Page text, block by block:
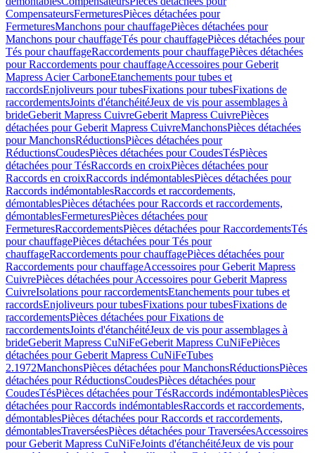
CompensateursFermeturesPièces détachées pour
FermeturesManchons pour chauffagePièces détachées pour
Manchons pour chauffageTés pour chauffagePièces détachées pour
Tés pour chauffageRaccordements pour chauffagePièces détachées
pour Raccordements pour chauffageAccessoires pour Geberit
Mapress Acier CarboneEtanchements pour tubes et
raccordsEnjoliveurs pour tubesFixations pour tubesFixations de
raccordementsJoints d'étanchéitéJeux de vis pour assemblages à
brideGeberit Mapress CuivreGeberit Mapress CuivrePièces
détachées pour Geberit Mapress CuivreManchonsPièces détachées
pour ManchonsRéductionsPièces détachées pour
RéductionsCoudesPièces détachées pour CoudesTésPièces
détachées pour TésRaccords en croixPièces détachées pour
Raccords en croixRaccords indémontablesPièces détachées pour
Raccords indémontablesRaccords et raccordements,
démontablesPièces détachées pour Raccords et raccordements,
démontablesFermeturesPièces détachées pour
FermeturesRaccordementsPièces détachées pour RaccordementsTés
pour chauffagePièces détachées pour Tés pour
chauffageRaccordements pour chauffagePièces détachées pour
Raccordements pour chauffageAccessoires pour Geberit Mapress
CuivrePièces détachées pour Accessoires pour Geberit Mapress
CuivreIsolations pour raccordementsEtanchements pour tubes et
raccordsEnjoliveurs pour tubesFixations pour tubesFixations de
raccordementsPièces détachées pour Fixations de
raccordementsJoints d'étanchéitéJeux de vis pour assemblages à
brideGeberit Mapress CuNiFeGeberit Mapress CuNiFePièces
détachées pour Geberit Mapress CuNiFeTubes
2.1972ManchonsPièces détachées pour ManchonsRéductionsPièces
détachées pour RéductionsCoudesPièces détachées pour
CoudesTésPièces détachées pour TésRaccords indémontablesPièces
détachées pour Raccords indémontablesRaccords et raccordements,
démontablesPièces détachées pour Raccords et raccordements,
démontablesTraverséesPièces détachées pour TraverséesAccessoires
pour Geberit Mapress CuNiFeJoints d'étanchéitéJeux de vis pour